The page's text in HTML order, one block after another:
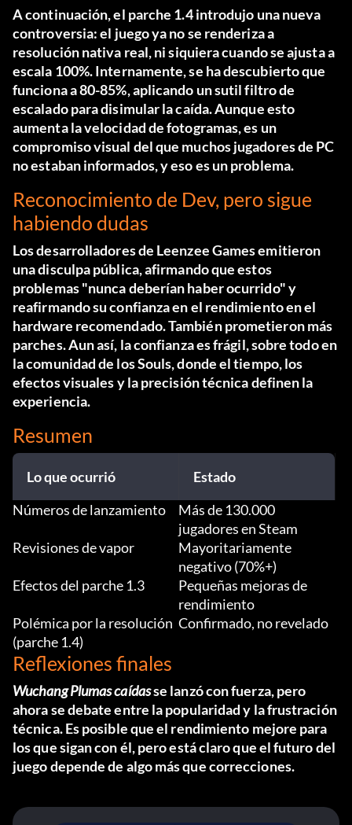
A continuación, el parche 1.4 introdujo una nueva
controversia: el juego ya no se renderiza a
resolución nativa real, ni siquiera cuando se ajusta a
escala 100%. Internamente, se ha descubierto que
funciona a 80-85%, aplicando un sutil filtro de
escalado para disimular la caída. Aunque esto
aumenta la velocidad de fotogramas, es un
compromiso visual del que muchos jugadores de PC
no estaban informados, y eso es un problema.
Reconocimiento de Dev, pero sigue
habiendo dudas
Los desarrolladores de Leenzee Games emitieron
una disculpa pública, afirmando que estos
problemas "nunca deberían haber ocurrido" y
reafirmando su confianza en el rendimiento en el
hardware recomendado. También prometieron más
parches. Aun así, la confianza es frágil, sobre todo en
la comunidad de los Souls, donde el tiempo, los
efectos visuales y la precisión técnica definen la
experiencia.
Resumen
Lo que ocurrió
Estado
Números de lanzamiento
Más de 130.000
jugadores en Steam
Revisiones de vapor
Mayoritariamente
negativo (70%+)
Efectos del parche 1.3
Pequeñas mejoras de
rendimiento
Polémica por la resolución
(parche 1.4)
Confirmado, no revelado
Reflexiones finales
Wuchang Plumas caídasse lanzó con fuerza, pero
ahora se debate entre la popularidad y la frustración
técnica. Es posible que el rendimiento mejore para
los que sigan con él, pero está claro que el futuro del
juego depende de algo más que correcciones.